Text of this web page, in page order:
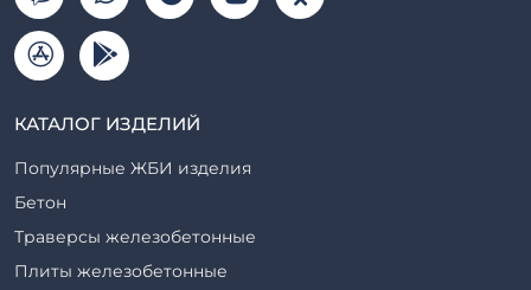
КАТАЛОГ ИЗДЕЛИЙ
Популярные ЖБИ изделия
Бетон
Траверсы железобетонные
Плиты железобетонные